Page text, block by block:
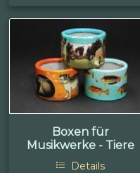
Boxen für
Musikwerke - Tiere
Details